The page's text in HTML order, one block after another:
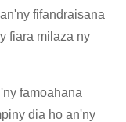
fifandraisana
fiara milaza ny
famoahana
dia ho an'ny